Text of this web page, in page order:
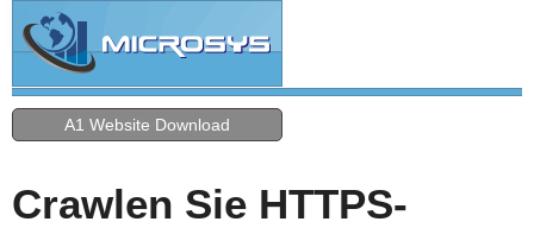
A1 Website Download
Crawlen Sie HTTPS-